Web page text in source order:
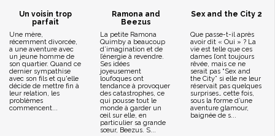
Un voisin trop
parfait
Une mère,
récemment divorcée,
a une aventure avec
un jeune homme de
son quartier. Quand ce
dernier sympathise
avec son fils et qu'elle
décide de mettre fin à
leur relation, les
problèmes
commencent...
Ramona and
Beezus
La petite Ramona
Quimby a beaucoup
d’imagination et de
l’énergie à revendre.
Ses idées
joyeusement
loufoques ont
tendance à provoquer
des catastrophes, ce
qui pousse tout le
monde à garder un
œil sur elle, en
particulier sa grande
sœur, Beezus. S...
Sex and the City 2
Que passe-t-il après
avoir dit « Oui » ? La
vie est telle que ces
dames l’ont toujours
rêvée, mais ce ne
serait pas “Sex and
the City” si elle ne leur
réservait pas quelques
surprises… cette fois,
sous la forme d’une
aventure glamour,
baignée de s...